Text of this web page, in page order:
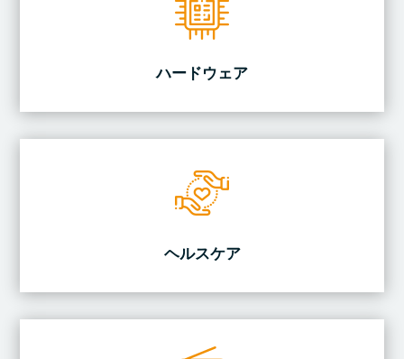
ハードウェア
ヘルスケア